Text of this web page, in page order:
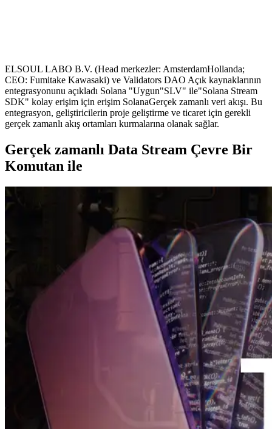
ELSOUL LABO B.V. (Head merkezler: AmsterdamHollanda;
CEO: Fumitake Kawasaki) ve Validators DAO Açık kaynaklarının
entegrasyonunu açıkladı Solana "Uygun"SLV" ile"Solana Stream
SDK" kolay erişim için erişim SolanaGerçek zamanlı veri akışı. Bu
entegrasyon, geliştiricilerin proje geliştirme ve ticaret için gerekli
gerçek zamanlı akış ortamları kurmalarına olanak sağlar.
Gerçek zamanlı Data Stream Çevre Bir
Komutan ile